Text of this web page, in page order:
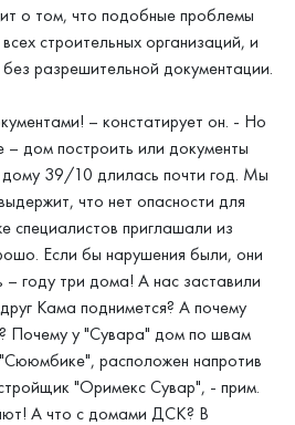
о том, что подобные проблемы
строительных организаций, и
разрешительной документации.
– констатирует он. - Но
– дом построить или документы
дому 39/10 длилась почти год. Мы
что нет опасности для
специалистов приглашали из
Если бы нарушения были, они
году три дома! А нас заставили
Кама поднимется? А почему
Почему у "Сувара" дом по швам
расположен напротив
"Оримекс Сувар", - прим.
А что с домами ДСК? В